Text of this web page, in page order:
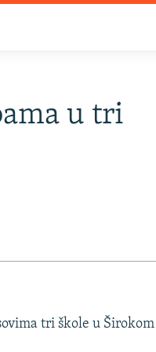
u tri
tri škole u Širokom